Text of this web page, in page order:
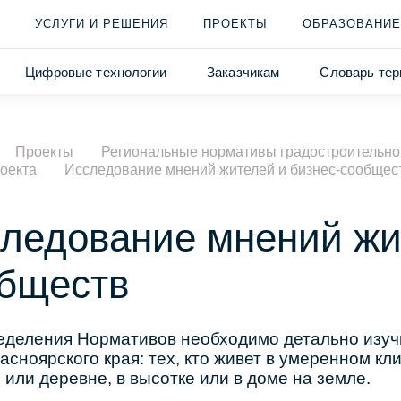
УСЛУГИ И РЕШЕНИЯ ПРОЕКТЫ ОБРАЗОВАНИЕ
Цифровые технологии Заказчикам Словарь
Проекты
Региональные нормативы
Исследование мнений жителей и бизнес-
мнений
Нормативов необходимо детально
края: тех, кто живет в умеренном
или деревне, в высотке или в доме на земле.